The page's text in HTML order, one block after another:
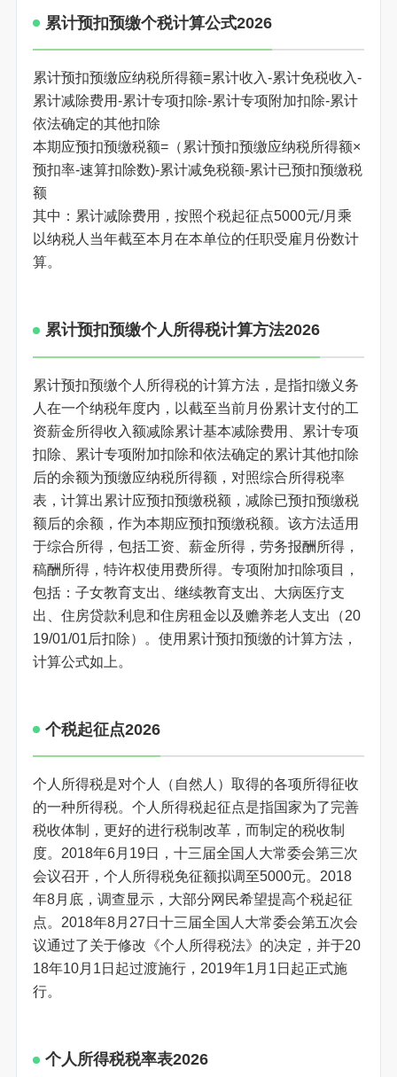
累计预扣预缴个税计算公式2026
累计预扣预缴应纳税所得额=累计收入-累计免税收入-
累计减除费用-累计专项扣除-累计专项附加扣除-累计
依法确定的其他扣除
本期应预扣预缴税额=（累计预扣预缴应纳税所得额×
预扣率-速算扣除数)-累计减免税额-累计已预扣预缴税
额
其中：累计减除费用，按照个税起征点5000元/月乘
以纳税人当年截至本月在本单位的任职受雇月份数计
算。
累计预扣预缴个人所得税计算方法2026
累计预扣预缴个人所得税的计算方法，是指扣缴义务
人在一个纳税年度内，以截至当前月份累计支付的工
资薪金所得收入额减除累计基本减除费用、累计专项
扣除、累计专项附加扣除和依法确定的累计其他扣除
后的余额为预缴应纳税所得额，对照综合所得税率
表，计算出累计应预扣预缴税额，减除已预扣预缴税
额后的余额，作为本期应预扣预缴税额。该方法适用
于综合所得，包括工资、薪金所得，劳务报酬所得，
稿酬所得，特许权使用费所得。专项附加扣除项目，
包括：子女教育支出、继续教育支出、大病医疗支
出、住房贷款利息和住房租金以及赡养老人支出（20
19/01/01后扣除）。使用累计预扣预缴的计算方法，
计算公式如上。
个税起征点2026
个人所得税是对个人（自然人）取得的各项所得征收
的一种所得税。个人所得税起征点是指国家为了完善
税收体制，更好的进行税制改革，而制定的税收制
度。2018年6月19日，十三届全国人大常委会第三次
会议召开，个人所得税免征额拟调至5000元。2018
年8月底，调查显示，大部分网民希望提高个税起征
点。2018年8月27日十三届全国人大常委会第五次会
议通过了关于修改《个人所得税法》的决定，并于20
18年10月1日起过渡施行，2019年1月1日起正式施
行。
个人所得税税率表2026